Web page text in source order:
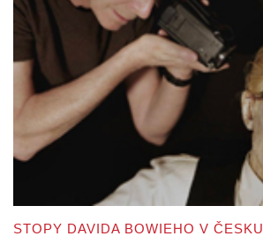
STOPY DAVIDA BOWIEHO V ČESKU